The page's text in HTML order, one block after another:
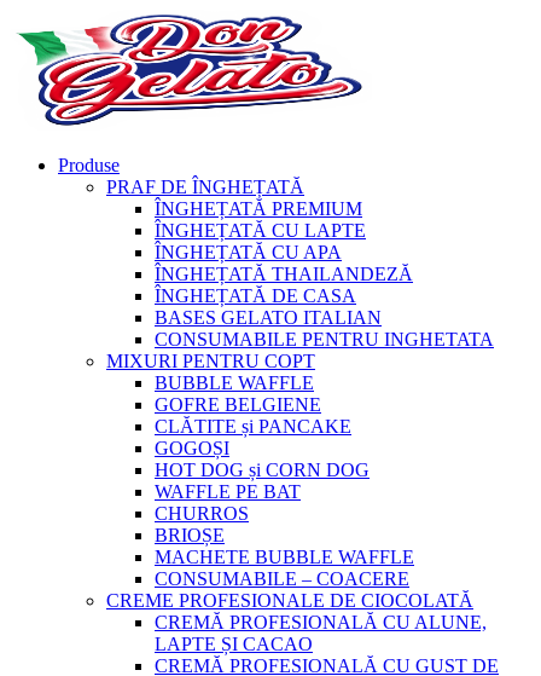
Produse
PRAF DE ÎNGHEȚATĂ
ÎNGHEȚATĂ PREMIUM
ÎNGHEȚATĂ CU LAPTE
ÎNGHEȚATĂ CU APA
ÎNGHEȚATĂ THAILANDEZĂ
ÎNGHEȚATĂ DE CASA
BASES GELATO ITALIAN
CONSUMABILE PENTRU INGHETATA
MIXURI PENTRU COPT
BUBBLE WAFFLE
GOFRE BELGIENE
CLĂTITE și PANCAKE
GOGOȘI
HOT DOG și CORN DOG
WAFFLE PE BAT
CHURROS
BRIOȘE
MACHETE BUBBLE WAFFLE
CONSUMABILE – COACERE
CREME PROFESIONALE DE CIOCOLATĂ
CREMĂ PROFESIONALĂ CU ALUNE,
LAPTE ȘI CACAO
CREMĂ PROFESIONALĂ CU GUST DE